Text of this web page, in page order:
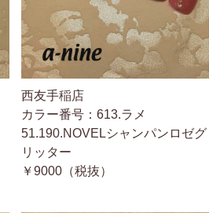
西友手稲店
カラー番号：613.ラメ
51.190.NOVELシャンパンロゼグ
リッター
￥9000（税抜）